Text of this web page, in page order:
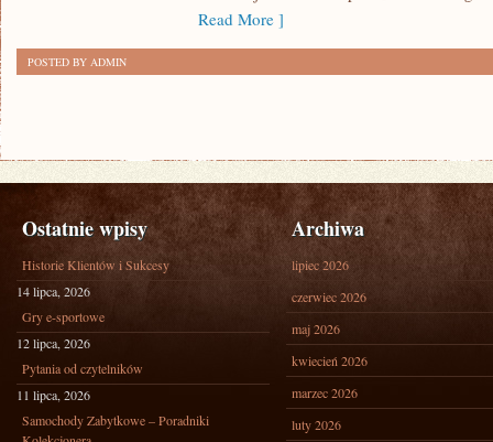
DZIŚRead More ]
POSTED BY ADMIN
Ostatnie wpisy
Historie Klientów i Sukcesy
14 lipca, 2026
Gry e-sportowe
12 lipca, 2026
Pytania od czytelników
11 lipca, 2026
Samochody Zabytkowe – Poradniki
Archiwa
lipiec 2026
czerwiec 2026
maj 2026
kwiecień 2026
marzec 2026
luty 2026